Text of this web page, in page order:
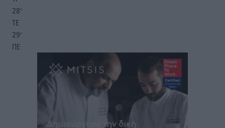
28°
ΤΕ
29°
ΠΕ